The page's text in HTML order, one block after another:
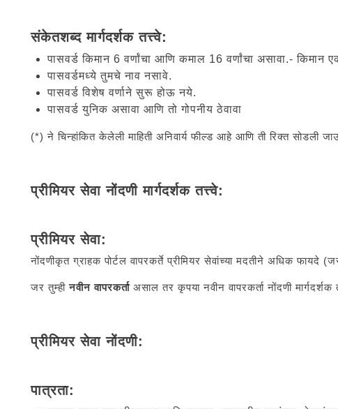
संकेतशब्द मार्गदर्शक तत्त्वे:
पासवर्ड किमान 6 वर्णांचा आणि कमाल 16 वर्णांचा असावा.-
पासवर्डमध्ये तुमचे नाव नसावे.
पासवर्ड विशेष वर्णाने सुरू होऊ नये.
पासवर्ड युनिक असावा आणि तो गोपनीय ठेवावा
(*) ने चिन्हांकित केलेली माहिती अनिवार्य फील्ड आहे आणि ती रिक्त सोडली
प्रीमियर सेवा नोंदणी मार्गदर्शक तत्त्वे:
प्रीमियर सेवा:
नोंदणीकृत ग्राहक पोर्टल वापरकर्ते प्रीमियर सेवांच्या मदतीने अधिक
जर तुम्हीनवीन वापरकर्ता असाल तर कृपया नवीन वापरकर्ता नोंदणी
प्रीमियर सेवा नोंदणी:
पात्रता: